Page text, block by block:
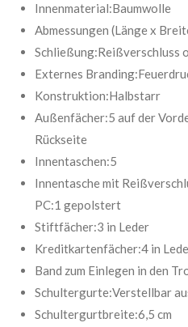
5
S
e
e
d
e
n
Innenmaterial:Baumwolle
Abmessungen (Länge x
Schließung:Reißverschluss
Externes
Konstruktion:Halbstarr
Außenfächer:5 auf der
Rückseite
Innentaschen:5
Innentasche mit
PC:1 gepolstert
Stiftfächer:3 in Leder
Kreditkartenfächer:4 in
Band zum Einlegen in den
Schultergurte:Verstellbar
Schultergurtbreite:6,5 cm